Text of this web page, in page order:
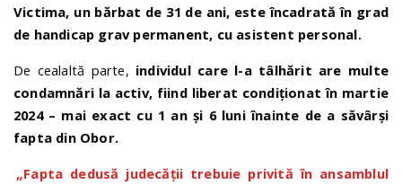
Victima, un bărbat de 31 de ani, este încadrată în grad
de handicap grav permanent, cu asistent personal.
De cealaltă parte, individul care l-a tâlhărit are multe
condamnări la activ, fiind liberat condiționat în martie
2024 – mai exact cu 1 an și 6 luni înainte de a săvârși
fapta din Obor.
„Fapta dedusă judecății trebuie privită în ansamblul